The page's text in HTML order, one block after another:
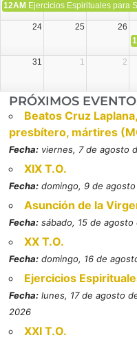
12AM Ejercicios Espirituales para
24 25 26
31 1 2
PRÓXIMOS
Beatos Cruz
presbítero, mártires
Fecha: viernes, 7 de agosto
XIX T.O.
Fecha: domingo, 9 de
Asunción de la
Fecha: sábado, 15 de agosto
XX T.O.
Fecha: domingo, 16 de
Ejercicios
Fecha: lunes, 17 de agosto
2026
XXI T.O.